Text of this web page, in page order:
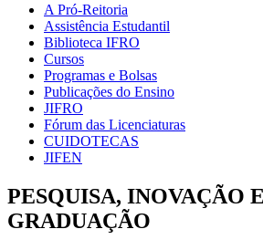
A Pró-Reitoria
Assistência Estudantil
Biblioteca IFRO
Cursos
Programas e Bolsas
Publicações do Ensino
JIFRO
Fórum das Licenciaturas
CUIDOTECAS
JIFEN
PESQUISA, INOVAÇÃO
GRADUAÇÃO